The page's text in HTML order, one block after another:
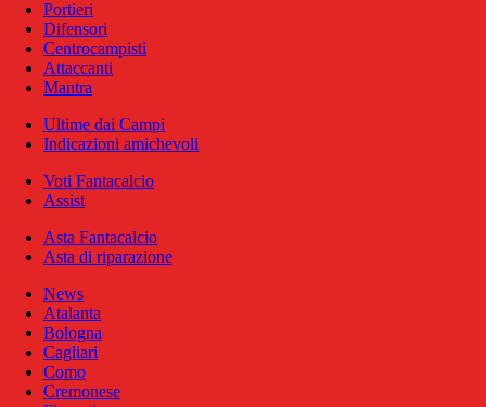
Portieri
Difensori
Centrocampisti
Attaccanti
Mantra
Ultime dai Campi
Indicazioni amichevoli
Voti Fantacalcio
Assist
Asta Fantacalcio
Asta di riparazione
News
Atalanta
Bologna
Cagliari
Como
Cremonese